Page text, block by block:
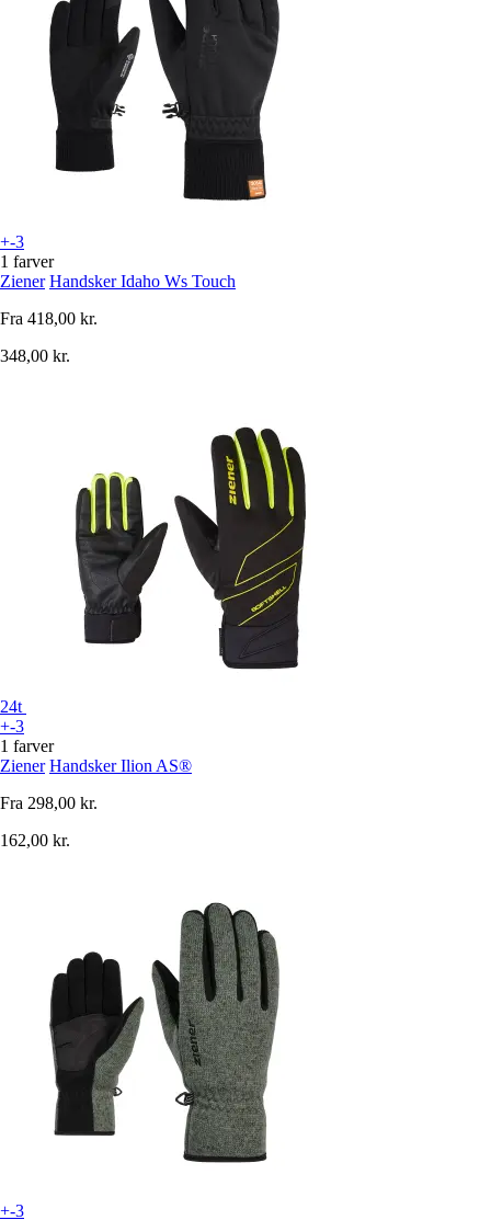
+-3
1 farver
Ziener Handsker Idaho Ws Touch
Fra 418,00 kr.
348,00 kr.
24t
+-3
1 farver
Ziener Handsker Ilion AS®
Fra 298,00 kr.
162,00 kr.
+-3